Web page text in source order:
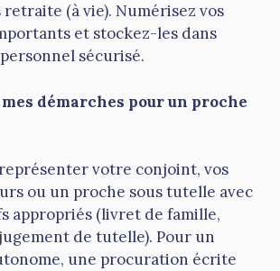
retraite (à vie). Numérisez vos
et stockez-les dans
sécurisé.
démarches pour un proche
votre conjoint, vos
ou un proche sous tutelle avec
appropriés (livret de famille,
de tutelle). Pour un
une procuration écrite